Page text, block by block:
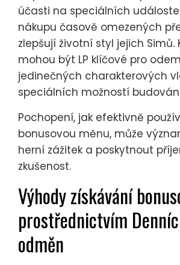
účasti na speciálních
nákupu časově omezených
zlepšují životní styl jejich Simů.
mohou být LP klíčové pro
jedinečných charakterových
speciálních možností
Pochopení, jak efektivně
bonusovou měnu, může
herní zážitek a poskytnout
zkušenost.
Výhody získávání
prostřednictvím
odměn